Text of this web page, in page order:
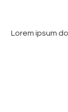
Lorem ipsum